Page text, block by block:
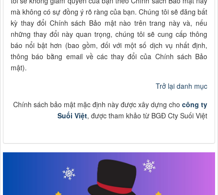
mà không có sự đồng ý rõ ràng của bạn. Chúng tôi sẽ đăng bất
kỳ thay đổi Chính sách Bảo mật nào trên trang này và, nếu
những thay đổi này quan trọng, chúng tôi sẽ cung cấp thông
báo nổi bật hơn (bao gồm, đối với một số dịch vụ nhất định,
thông báo bằng email về các thay đổi của Chính sách Bảo
mật).
Trở lại danh mục
Chính sách bảo mật mặc định này được xây dựng cho công ty
Suối Việt, được tham khảo từ BGĐ Cty Suối Việt